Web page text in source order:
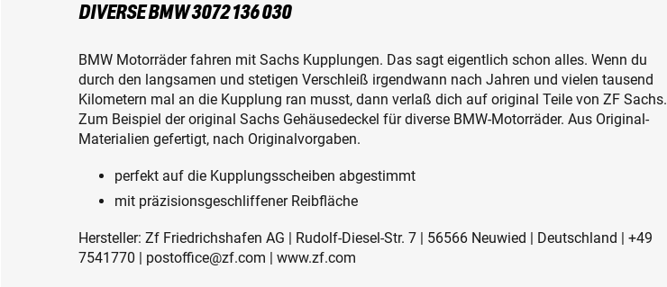
DIVERSE BMW 3072 136 030
BMW Motorräder fahren mit Sachs Kupplungen. Das sagt eigentlich schon alles. Wenn du
durch den langsamen und stetigen Verschleiß irgendwann nach Jahren und vielen tausend
Kilometern mal an die Kupplung ran musst, dann verlaß dich auf original Teile von ZF Sachs.
Zum Beispiel der original Sachs Gehäusedeckel für diverse BMW-Motorräder. Aus Original-
Materialien gefertigt, nach Originalvorgaben.
perfekt auf die Kupplungsscheiben abgestimmt
mit präzisionsgeschliffener Reibfläche
Hersteller: Zf Friedrichshafen AG | Rudolf-Diesel-Str. 7 | 56566 Neuwied | Deutschland | +49
7541770 | postoffice@zf.com | www.zf.com